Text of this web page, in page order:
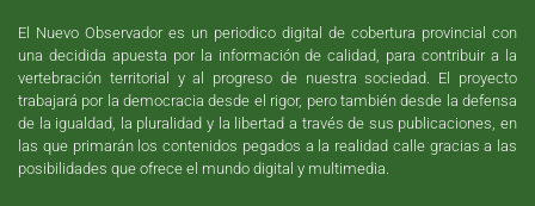
El Nuevo Observador es un periodico digital de cobertura provincial con
una decidida apuesta por la información de calidad, para contribuir a la
vertebración territorial y al progreso de nuestra sociedad. El proyecto
trabajará por la democracia desde el rigor, pero también desde la defensa
de la igualdad, la pluralidad y la libertad a través de sus publicaciones, en
las que primarán los contenidos pegados a la realidad calle gracias a las
posibilidades que ofrece el mundo digital y multimedia.